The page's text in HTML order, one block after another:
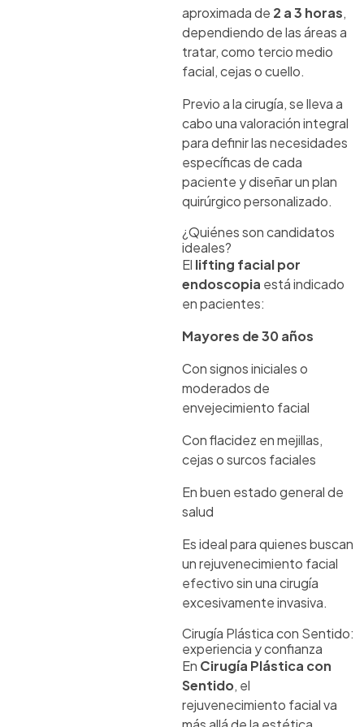
aproximada de 2 a 3 horas,
dependiendo de las áreas a
tratar, como tercio medio
facial, cejas o cuello.
Previo a la cirugía, se lleva a
cabo una valoración integral
para definir las necesidades
específicas de cada
paciente y diseñar un plan
quirúrgico personalizado.
¿Quiénes son candidatos
ideales?
El lifting facial por
endoscopia está indicado
en pacientes:
Mayores de 30 años
Con signos iniciales o
moderados de
envejecimiento facial
Con flacidez en mejillas,
cejas o surcos faciales
En buen estado general de
salud
Es ideal para quienes buscan
un rejuvenecimiento facial
efectivo sin una cirugía
excesivamente invasiva.
Cirugía Plástica con Sentido:
experiencia y confianza
En Cirugía Plástica con
Sentido, el
rejuvenecimiento facial va